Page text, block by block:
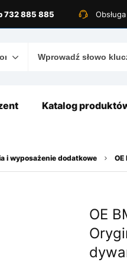
732 885 885
Katalog
i wyposażenie dodatkowe
OE